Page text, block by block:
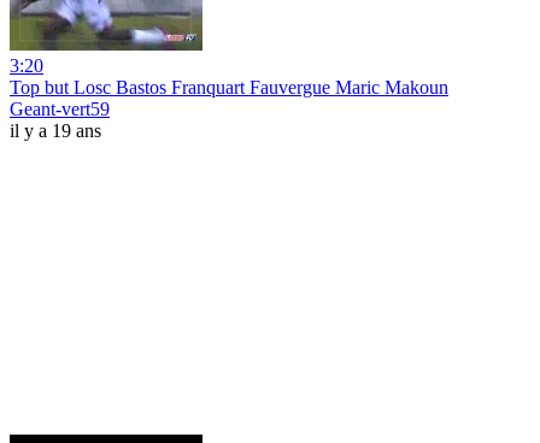
3:20
Top but Losc Bastos Franquart Fauvergue Maric Makoun
Geant-vert59
il y a 19 ans